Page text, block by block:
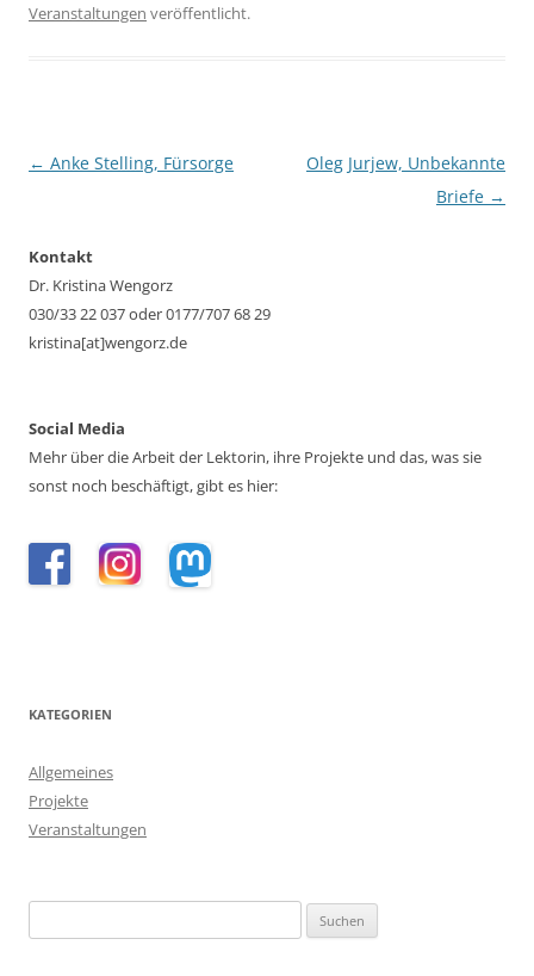
Veranstaltungen veröffentlicht.
Beitragsnavigation
← Anke Stelling, Fürsorge
Oleg Jurjew, Unbekannte
Briefe →
Kontakt
Dr. Kristina Wengorz
030/33 22 037 oder 0177/707 68 29
kristina[at]wengorz.de
Social Media
Mehr über die Arbeit der Lektorin, ihre Projekte und das, was sie
sonst noch beschäftigt, gibt es hier:
KATEGORIEN
Allgemeines
Projekte
Veranstaltungen
nach: